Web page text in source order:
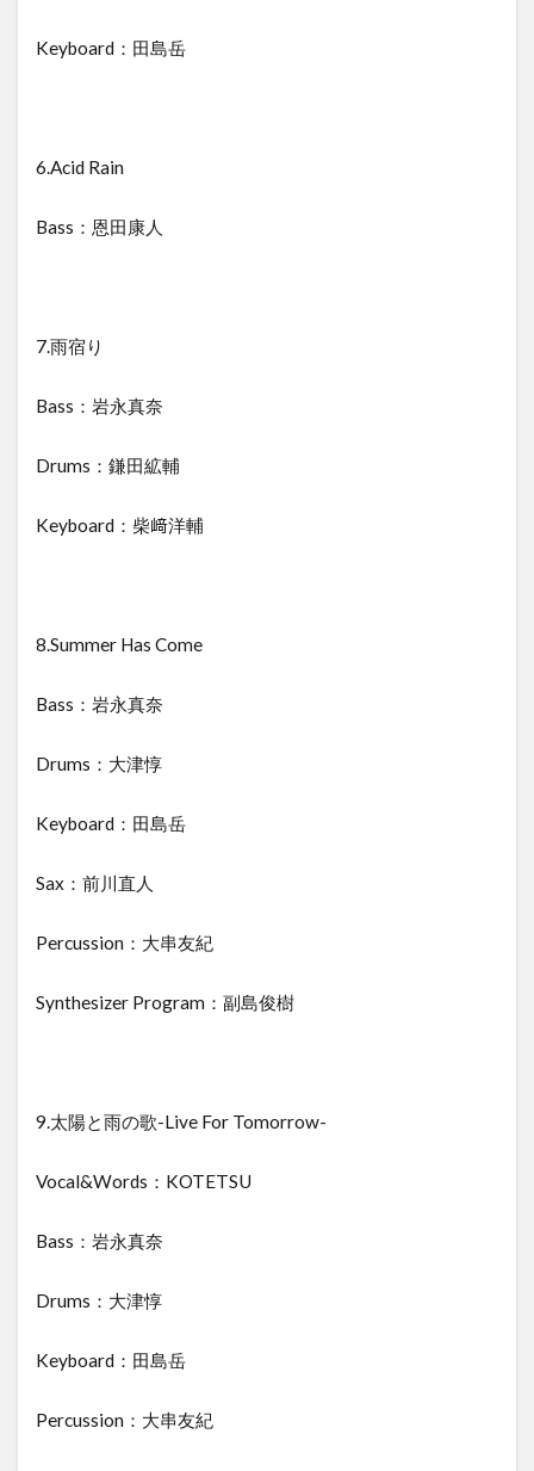
Keyboard：田島岳
6.Acid Rain
Bass：恩田康人
7.雨宿り
Bass：岩永真奈
Drums：鎌田絋輔
Keyboard：柴﨑洋輔
8.Summer Has Come
Bass：岩永真奈
Drums：大津惇
Keyboard：田島岳
Sax：前川直人
Percussion：大串友紀
Synthesizer Program：副島俊樹
9.太陽と雨の歌-Live For Tomorrow-
Vocal&Words：KOTETSU
Bass：岩永真奈
Drums：大津惇
Keyboard：田島岳
Percussion：大串友紀